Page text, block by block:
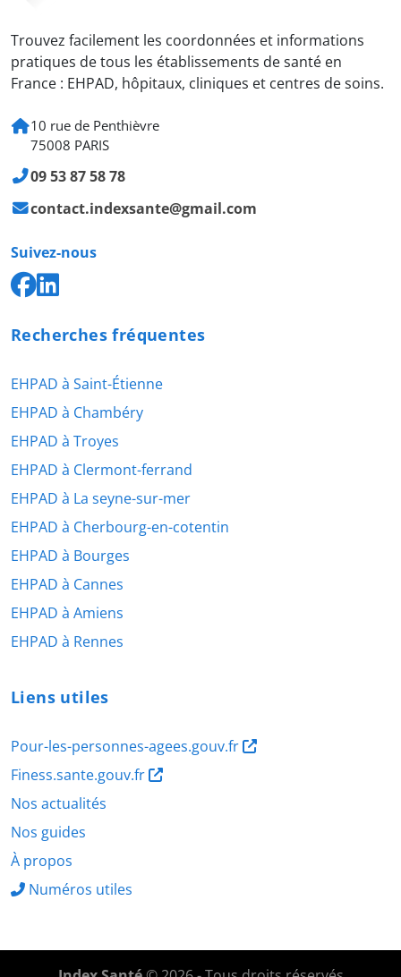
Trouvez facilement les coordonnées et informations
pratiques de tous les établissements de santé en
France : EHPAD, hôpitaux, cliniques et centres de soins.
10 rue de Penthièvre
75008 PARIS
09 53 87 58 78
contact.indexsante@gmail.com
Suivez-nous
Recherches fréquentes
EHPAD à Saint-Étienne
EHPAD à Chambéry
EHPAD à Troyes
EHPAD à Clermont-ferrand
EHPAD à La seyne-sur-mer
EHPAD à Cherbourg-en-cotentin
EHPAD à Bourges
EHPAD à Cannes
EHPAD à Amiens
EHPAD à Rennes
Liens utiles
Pour-les-personnes-agees.gouv.fr
Finess.sante.gouv.fr
Nos actualités
Nos guides
À propos
Numéros utiles